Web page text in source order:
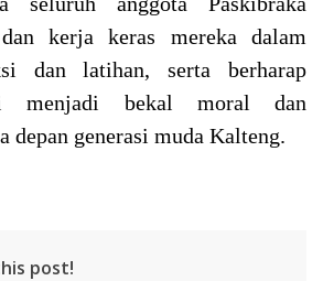
kerja keras mereka dalam
dan latihan, serta berharap
menjadi bekal moral dan
depan generasi muda Kalteng.
post!